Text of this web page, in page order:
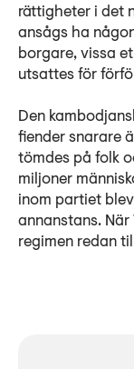
rättigheter i det
ansågs ha
borgare, vissa
utsattes för
Den
fiender snarare
tömdes på folk
miljoner
inom partiet
annanstans.
regimen redan